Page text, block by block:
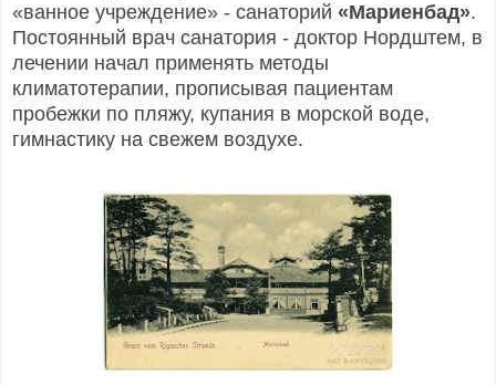
«ванное учреждение» - санаторий «Мариенбад».
Постоянный врач санатория - доктор Нордштем, в
лечении начал применять методы
климатотерапии, прописывая пациентам
пробежки по пляжу, купания в морской воде,
гимнастику на свежем воздухе.